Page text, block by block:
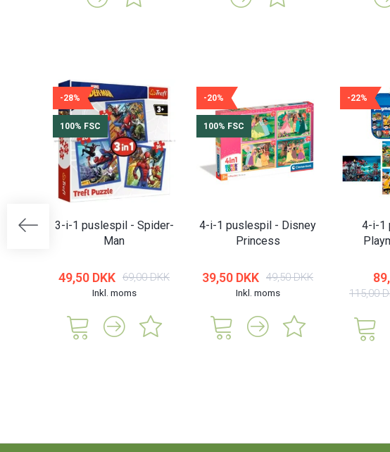
-28%
100% FSC
3-i-1 puslespil - Spider-
Man
49,50 DKK 69,00 DKK
Inkl. moms
-20%
100% FSC
4-i-1 puslespil - Disney
Princess
39,50 DKK 49,50 DKK
Inkl. moms
-22%
4-i-1
115,00